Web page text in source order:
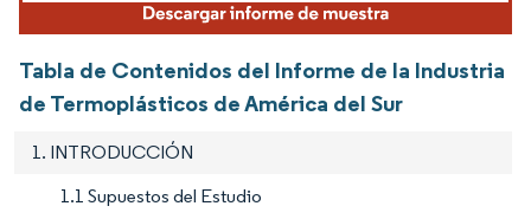
Tabla de Contenidos del Informe de la Industria
de Termoplásticos de América del Sur
1. INTRODUCCIÓN
1.1 Supuestos del Estudio